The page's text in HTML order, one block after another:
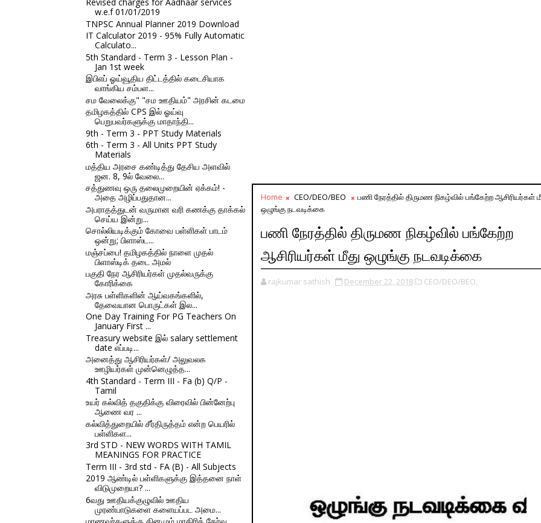
w.e.f 01/01/2019
TNPSC Annual Planner 2019 Download
IT Calculator 2019 - 95% Fully Automatic
Calculato...
5th Standard - Term 3 - Lesson Plan -
Jan 1st week
இபிஎப் ஓய்வூதிய திட்டத்தில் கடைசியாக
வாங்கிய சம்பள...
சம வேலைக்கு" "சம ஊதியம்" அரசின் கடமை
தமிழகத்தில் CPS இல் ஓய்வு
பெறுபவர்களுக்கு மாதாந்தி...
9th - Term 3 - PPT Study Materials
6th - Term 3 - All Units PPT Study
Materials
மத்திய அரசை கண்டித்து தேசிய அளவில்
ஜன. 8, 9ல் வேலை...
சத்துணவு ஒரு தலைமுறையின் ஏக்கம்! -
அதை அழிப்பதுதான...
அபராதத்துடன் வருமான வரி கணக்கு தாக்கல்
செய்ய இன்று...
சொல்லியடிக்கும் கோவை பள்ளிகள் பாடம்
ஒன்று; பிளாஸ்ட...
மஞ்சப்பை! தமிழகத்தில் நாளை முதல்
பிளாஸ்டிக் தடை அமல்
பகுதி நேர ஆசிரியர்கள் முதல்வருக்கு
கோரிக்கை
அரசு பள்ளிகளின் ஆய்வகங்களில்,
தேவையான பொருட்கள் இல...
One Day Training For PG Teachers On
January First ...
Treasury website இல் salary settlement
date எப்படி...
அனைத்து ஆசிரியர்கள்/ அலுவலக
ஊழியர்கள் முன்னெழுத்த...
4th Standard - Term III - Fa (b) Q/P -
Tamil
உயர் கல்வித் தகுதிக்கு விரைவில் பின்னேற்பு
ஆணை வர ...
கல்வித்துறையில் சீர்திருத்தம் என்ற பெயரில்
பள்ளிகள...
3rd STD - NEW WORDS WITH TAMIL
MEANINGS FOR PRACTICE
Term III - 3rd std - FA (B) - All Subjects
2019 ஆண்டில் பள்ளிகளுக்கு இத்தனை நாள்
விடுமுறையா? ...
6வது ஊதியக்குழுவில் ஊதிய
முரண்பாடுகளை களையப்பட அமை...
Home CEO/DEO/BEO
பணி நேரத்தில் திருமண நிகழ்வில் பங்கேற்ற ஆசிரியர்கள்
ஒழுங்கு நடவடிக்கை
பணி நேரத்தில் திருமண நிகழ்வில் பங்கேற்ற
ஆசிரியர்கள் மீது ஒழுங்கு நடவடிக்கை
rajkumar sathish December 22, 2018 CEO/DEO/BEO,